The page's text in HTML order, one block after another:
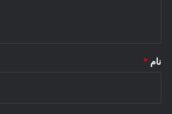
نام *